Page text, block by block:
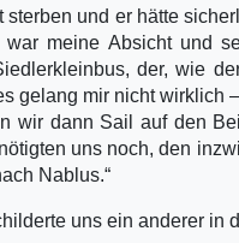
sterben und er hätte
meine Absicht und
der, wie
gelang mir nicht wirklich
wir dann Sail auf den
uns noch, den
Nablus.“
uns ein anderer in